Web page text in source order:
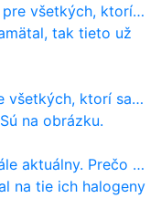
sa chcú dozvedieť niečo viac
tak tieto už
sa chcú dozvedieť niečo viac
na obrázku.
nevyhynul ako pri osobákoch?
na tie ich halogeny